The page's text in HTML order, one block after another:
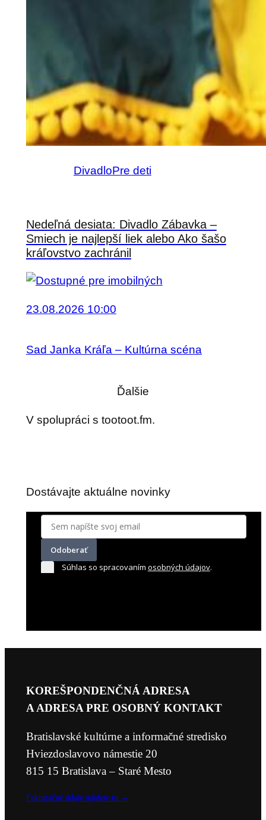
DivadloPre deti
Nedeľná desiata: Divadlo Zábavka –
Smiech je najlepší liek alebo Ako šašo
kráľovstvo zachránil
23.08.2026 10:00
Sad Janka Kráľa – Kultúrna scéna
Ďalšie
V spolupráci s tootoot.fm.
Dostávajte aktuálne novinky
Odoberať
Súhlas so spracovaním osobných údajov.
KOREŠPONDENČNÁ ADRESA
A ADRESA PRE OSOBNÝ KONTAKT
Bratislavské kultúrne a informačné stredisko
Hviezdoslavovo námestie 20
815 15 Bratislava – Staré Mesto
Fakturačné údaje nájdete tu →